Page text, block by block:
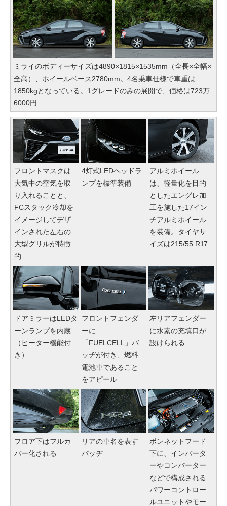
ミライのボディーサイズは4890×1815×1535mm（全長×全幅×
全高）、ホイールベース2780mm。4名乗車仕様で車重は
1850kgとなっている。1グレードのみの展開で、価格は723万
6000円
フロントマスクは
大気中の空気を取
り入れることと、
FCスタック冷却を
イメージしてデザ
インされた左右の
大型グリルが特徴
的
4灯式LEDヘッドラ
ンプを標準装備
アルミホイール
は、軽量化を目的
としたエングレ加
工を施した17イン
チアルミホイール
を装備。タイヤサ
イズは215/55 R17
ドアミラーはLEDタ
ーンランプを内蔵
（ヒーター機能付
き）
フロントフェンダ
ーに
「FUELCELL」バ
ッヂが付き、燃料
電池車であること
をアピール
左リアフェンダー
に水素の充填口が
設けられる
フロア下はフルカ
バー化される
リアの車名を表す
バッヂ
ボンネットフード
下に、インバータ
ーやコンバーター
などで構成される
パワーコントロー
ルユニットやモー